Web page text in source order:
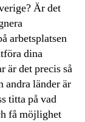
Är det
arbetsplatsen
dina
är det precis så
andra länder är
titta på vad
få möjlighet